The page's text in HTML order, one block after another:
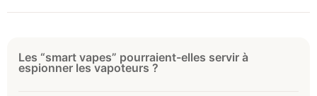
Les “smart vapes” pourraient-elles servir à
espionner les vapoteurs ?